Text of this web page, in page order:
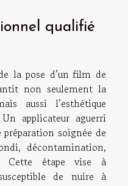
qualifié
la pose d’un film de
non seulement la
aussi l’esthétique
applicateur aguerri
soignée de
décontamination,
Cette étape vise à
de nuire à